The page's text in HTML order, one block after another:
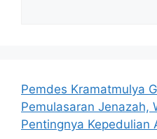
Pemdes Kramatmulya
Pemulasaran Jenazah,
Pentingnya Kepedulian